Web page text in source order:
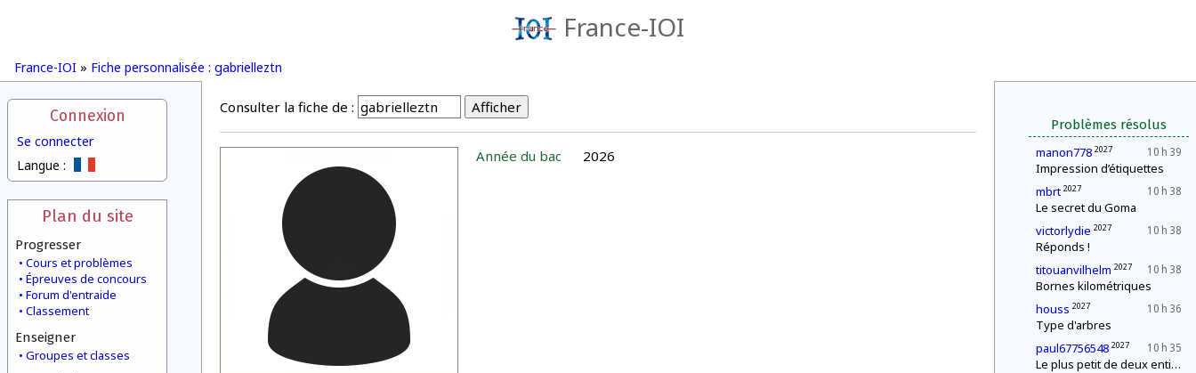
France-IOI
France-IOI » Fiche personnalisée : gabrielleztn
Connexion
Se connecter
Langue :
Plan du site
Progresser
Cours et problèmes
Épreuves de concours
Forum d'entraide
Classement
Enseigner
Groupes et classes
Problèmes résolus
10 h 39
manon778 2027
Impression d’étiquettes
10 h 38
mbrt 2027
Le secret du Goma
10 h 38
victorlydie 2027
Réponds !
10 h 38
titouanvilhelm 2027
Bornes kilométriques
10 h 36
houss 2027
Type d'arbres
10 h 35
paul67756548 2027
Le plus petit de deux entiers
Consulter la fiche de :
Année du bac 2026